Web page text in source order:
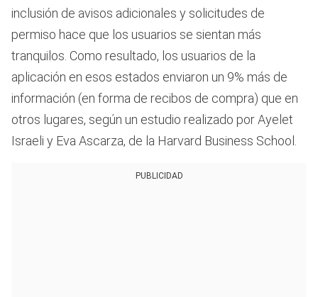
inclusión de avisos adicionales y solicitudes de
permiso hace que los usuarios se sientan más
tranquilos. Como resultado, los usuarios de la
aplicación en esos estados enviaron un 9% más de
información (en forma de recibos de compra) que en
otros lugares, según un estudio realizado por Ayelet
Israeli y Eva Ascarza, de la Harvard Business School.
PUBLICIDAD